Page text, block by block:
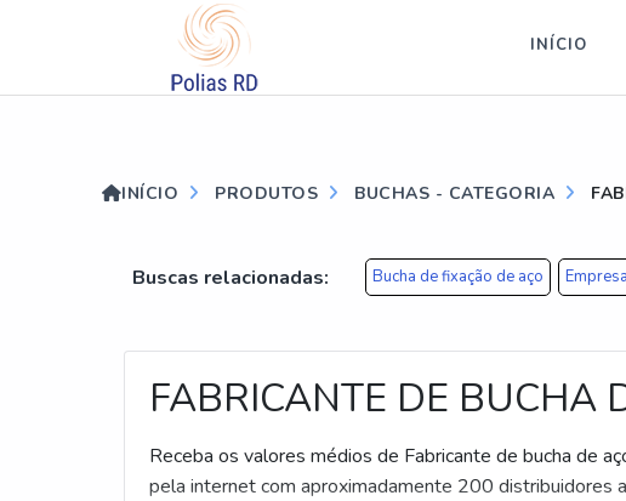
INÍCIO
INÍCIO PRODUTOS BUCHAS - CATEGORIA
Buscas relacionadas: Bucha de fixação de aço
FABRICANTE DE BUCHA
Receba os valores médios de Fabricante de bucha de
pela internet com aproximadamente 200